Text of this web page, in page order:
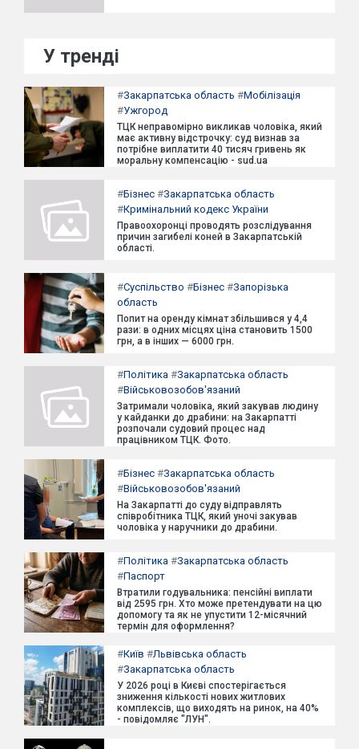
У тренді
#Закарпатська область #Мобілізація
#Ужгород
ТЦК неправомірно викликав чоловіка, який
має активну відстрочку: суд визнав за
потрібне виплатити 40 тисяч гривень як
моральну компенсацію - sud.ua
#Бізнес #Закарпатська область
#Кримінальний кодекс України
Правоохоронці проводять розслідування
причин загибелі коней в Закарпатській
області.
#Суспільство #Бізнес #Запорізька
область
Попит на оренду кімнат збільшився у 4,4
рази: в одних місцях ціна становить 1500
грн, а в інших — 6000 грн.
#Політика #Закарпатська область
#Військовозобов'язаний
Затримали чоловіка, який закував людину
у кайданки до драбини: на Закарпатті
розпочали судовий процес над
працівником ТЦК. Фото.
#Бізнес #Закарпатська область
#Військовозобов'язаний
На Закарпатті до суду відправлять
співробітника ТЦК, який уночі закував
чоловіка у наручники до драбини.
#Політика #Закарпатська область
#Паспорт
Втратили годувальника: пенсійні виплати
від 2595 грн. Хто може претендувати на цю
допомогу та як не упустити 12-місячний
термін для оформлення?
#Київ #Львівська область
#Закарпатська область
У 2026 році в Києві спостерігається
зниження кількості нових житлових
комплексів, що виходять на ринок, на 40%
- повідомляє "ЛУН".